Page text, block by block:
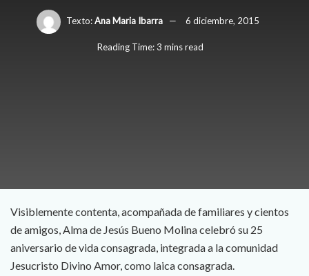
Texto:Ana Maria Ibarra 6 diciembre, 2015
Reading Time: 3 mins read
Visiblemente contenta, acompañada de familiares y cientos
de amigos, Alma de Jesús Bueno Molina celebró su 25
aniversario de vida consagrada, integrada a la comunidad
Jesucristo Divino Amor, como laica consagrada.